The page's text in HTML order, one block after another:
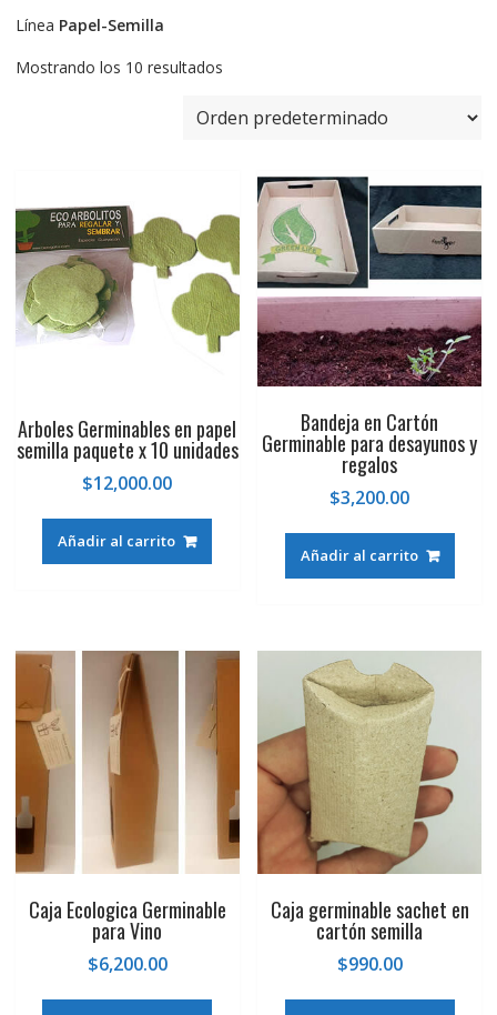
Línea Papel-Semilla
Mostrando los 10 resultados
Arboles Germinables en papel
semilla paquete x 10 unidades
$12,000.00
Añadir al carrito
Bandeja en Cartón
Germinable para desayunos y
regalos
$3,200.00
Añadir al carrito
Caja Ecologica Germinable
para Vino
$6,200.00
Caja germinable sachet en
cartón semilla
$990.00